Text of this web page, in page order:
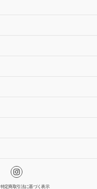
特定商取引法に基づく表示